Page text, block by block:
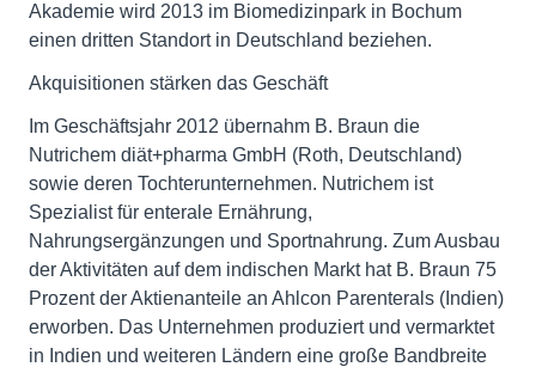
Akademie wird 2013 im Biomedizinpark in Bochum
einen dritten Standort in Deutschland beziehen.
Akquisitionen stärken das Geschäft
Im Geschäftsjahr 2012 übernahm B. Braun die
Nutrichem diät+pharma GmbH (Roth, Deutschland)
sowie deren Tochterunternehmen. Nutrichem ist
Spezialist für enterale Ernährung,
Nahrungsergänzungen und Sportnahrung. Zum Ausbau
der Aktivitäten auf dem indischen Markt hat B. Braun 75
Prozent der Aktienanteile an Ahlcon Parenterals (Indien)
erworben. Das Unternehmen produziert und vermarktet
in Indien und weiteren Ländern eine große Bandbreite